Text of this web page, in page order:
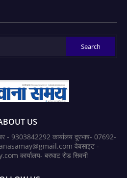
US
- 9303842292 कार्यालय दूरभाष- 07692-
वेबसाइट -
कार्यालय- बरघाट रोड सिवनी